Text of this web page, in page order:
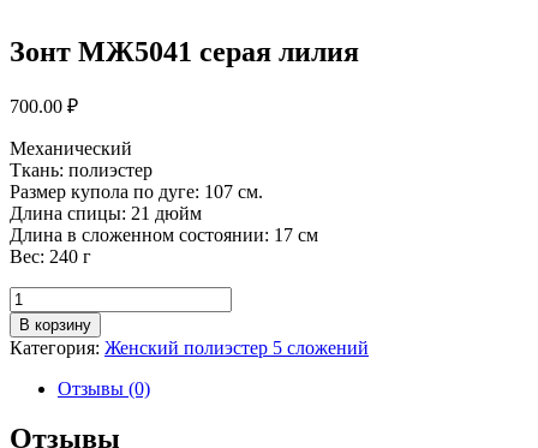
Зонт МЖ5041 серая лилия
700.00 ₽
Механический
Ткань: полиэстер
Размер купола по дуге: 107 см.
Длина спицы: 21 дюйм
Длина в сложенном состоянии: 17 см
Вес: 240 г
Количество
товара
Зонт
МЖ5041
серая
В корзину
Категория: Женский полиэстер 5 сложений
Отзывы (0)
Отзывы